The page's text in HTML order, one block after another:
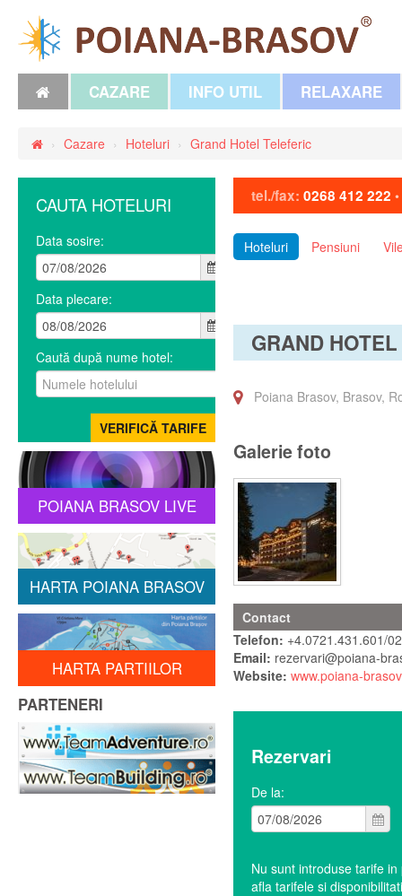
CAZARE INFO UTIL RELAXARE
› Cazare › Hoteluri › Grand Hotel Teleferic
CAUTA HOTELURI
Data sosire:
Data plecare:
Caută după nume hotel:
POIANA BRASOV LIVE
HARTA POIANA BRASOV
HARTA PARTIILOR
PARTENERI
tel./fax: 0268 412 222 •
Hoteluri Pensiuni
GRAND
Poiana Brasov, Brasov,
Galerie foto
Contact
Telefon: +4.0721.431.601/
Email: rezervari@poiana-
Website: www.poiana-
Rezervari
De la:
Nu sunt introduse tarife
afla tarifele si